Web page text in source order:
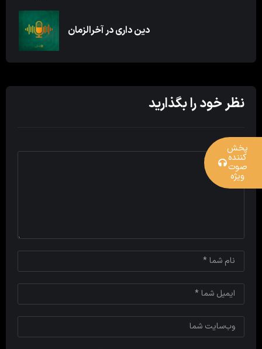
دین داری در آخرالزمان
نظر خود را بگذارید
پخش
کننده
صوت
ویژه